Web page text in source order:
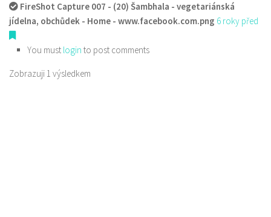
FireShot Capture 007 - (20) Šambhala - vegetariánská
jídelna, obchůdek - Home - www.facebook.com.png 6 roky před
You must login to post comments
Zobrazuji 1 výsledkem